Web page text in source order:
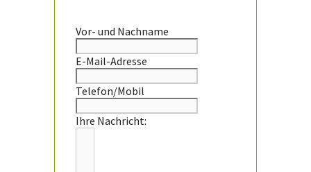
Vor- und Nachname
E-Mail-Adresse
Telefon/Mobil
Ihre Nachricht: